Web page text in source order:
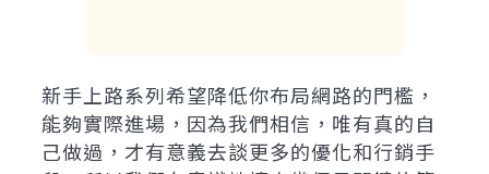
新手上路系列希望降低你布局網路的門檻，
能夠實際進場，因為我們相信，唯有真的自
己做過，才有意義去談更多的優化和行銷手